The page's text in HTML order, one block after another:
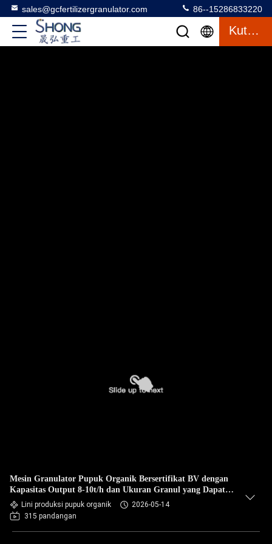
sales@gcfertilizergranulator.com 86--15286833220
Kutipan
Mesin Granulator Pupuk Organik Bersertifikat BV dengan
Kapasitas Output 8-10t/h dan Ukuran Granul yang Dapat
Disesuaikan 0,3-3,0 mm
Lini produksi pupuk organik
2026-05-14
315 pandangan